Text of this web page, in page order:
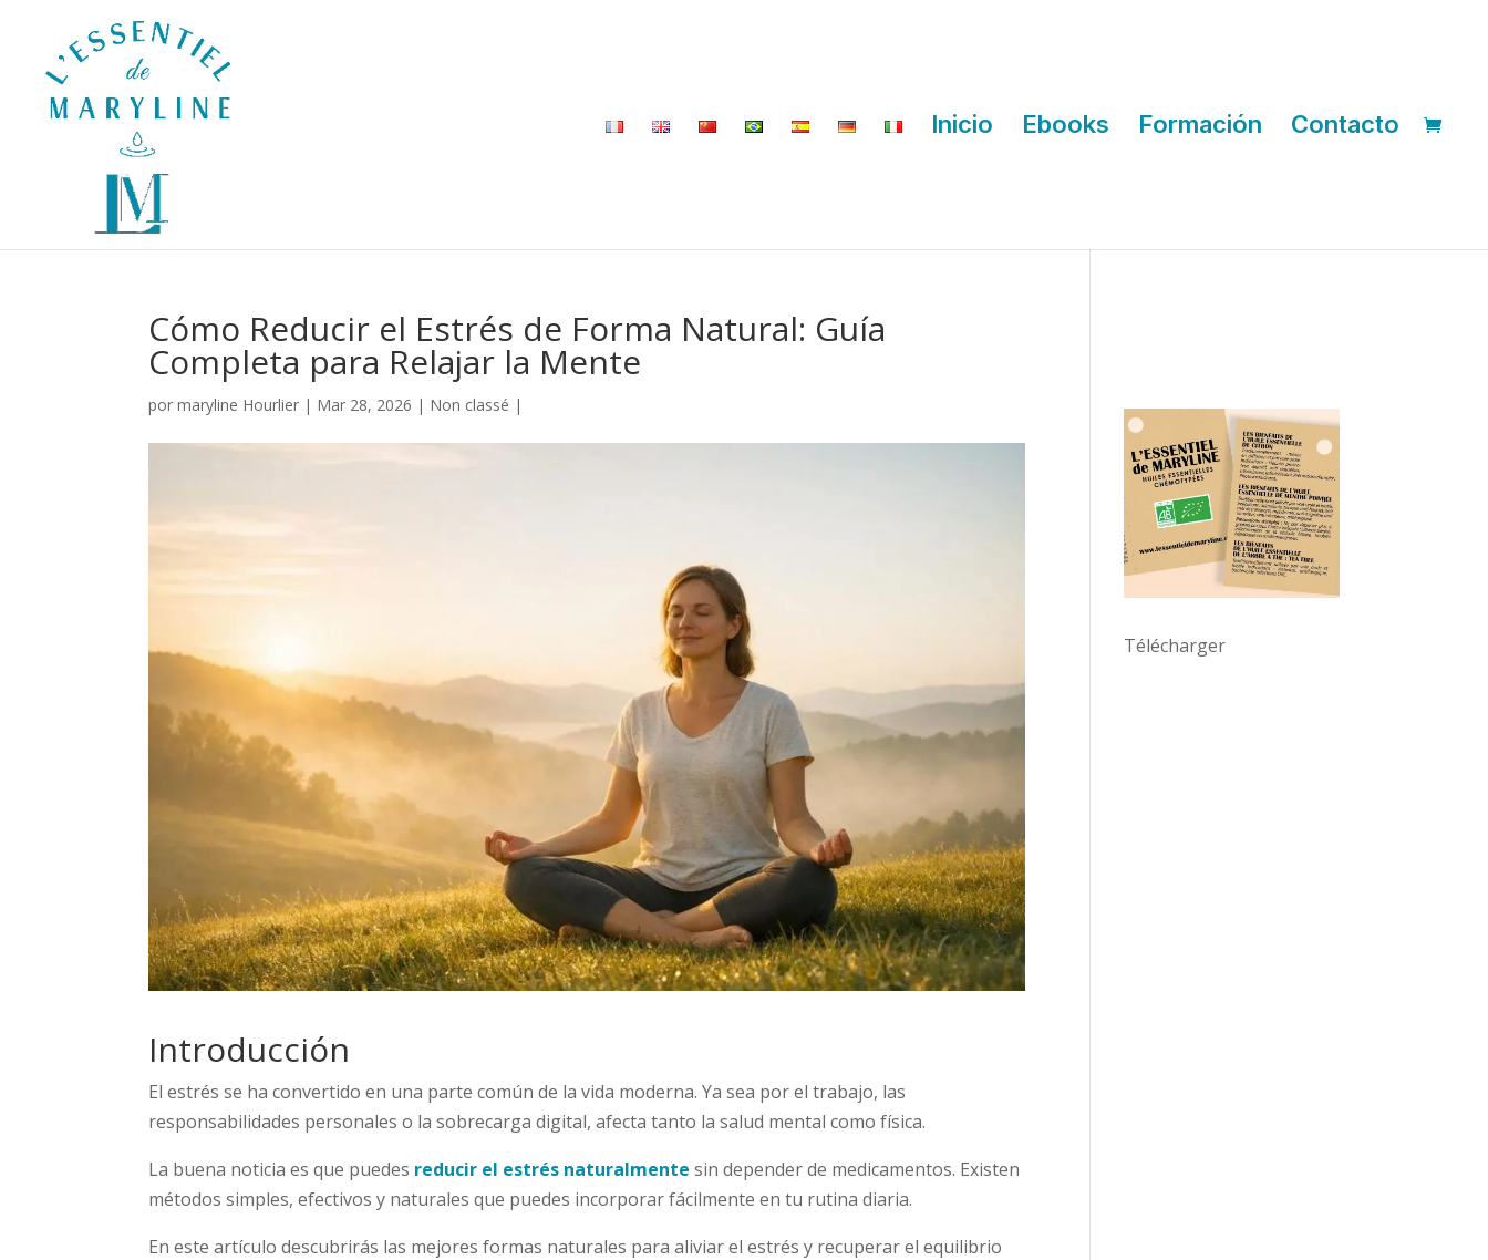
Inicio Ebooks Formación Contacto
Cómo Reducir el Estrés de Forma Natural: Guía
Completa para Relajar la Mente
pormaryline Hourlier | Mar 28, 2026 | Non classé |
Introducción
El estrés se ha convertido en una parte común de la vida moderna. Ya sea por el trabajo, las
responsabilidades personales o la sobrecarga digital, afecta tanto la salud mental como física.
La buena noticia es que puedes reducir el estrés naturalmente sin depender de medicamentos. Existen
métodos simples, efectivos y naturales que puedes incorporar fácilmente en tu rutina diaria.
En este artículo descubrirás las mejores formas naturales para aliviar el estrés y recuperar el equilibrio
Télécharger